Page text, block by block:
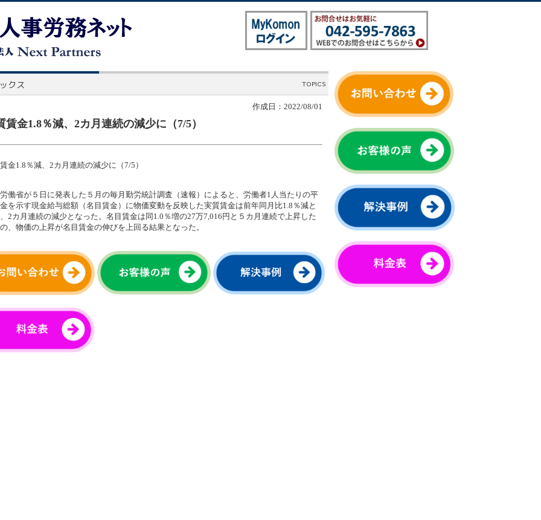
作成日：2022/08/01
賃金1.8％減、2カ月連続の減少に（7/5）
金1.8％減、2カ月連続の減少に（7/5）
働省が５日に発表した５月の毎月勤労統計調査（速報）によると、労働者1人当たりの平
を示す現金給与総額（名目賃金）に物価変動を反映した実質賃金は前年同月比1.8％減と
2カ月連続の減少となった。名目賃金は同1.0％増の27万7,016円と５カ月連続で上昇した
、物価の上昇が名目賃金の伸びを上回る結果となった。